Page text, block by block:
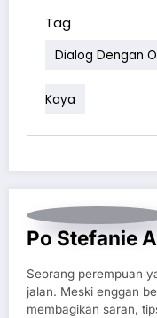
Tag
Dialog Dengan
Kaya
Po Stefanie
Seorang perempuan
jalan. Meski enggan
membagikan saran,